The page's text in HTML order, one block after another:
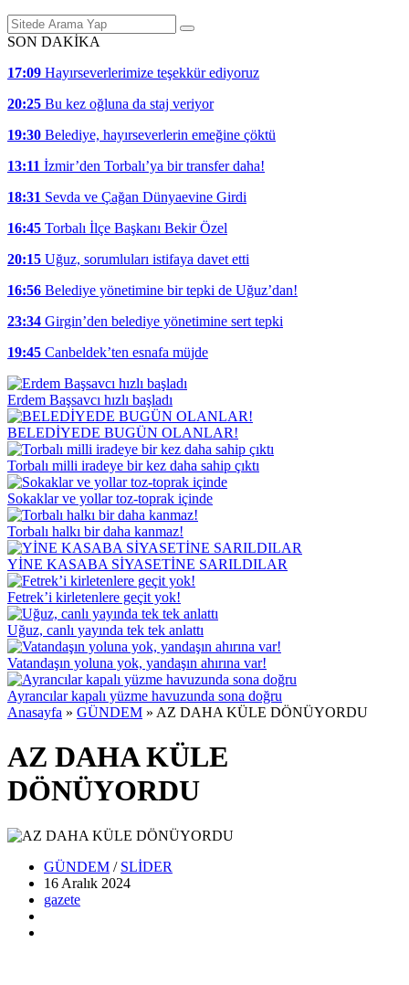
SON DAKİKA
17:09 Hayırseverlerimize teşekkür ediyoruz
20:25 Bu kez oğluna da staj veriyor
19:30 Belediye, hayırseverlerin emeğine çöktü
13:11 İzmir’den Torbalı’ya bir transfer daha!
18:31 Sevda ve Çağan Dünyaevine Girdi
16:45 Torbalı İlçe Başkanı Bekir Özel
20:15 Uğuz, sorumluları istifaya davet etti
16:56 Belediye yönetimine bir tepki de Uğuz’dan!
23:34 Girgin’den belediye yönetimine sert tepki
19:45 Canbeldek’ten esnafa müjde
Erdem Başsavcı hızlı başladı
BELEDİYEDE BUGÜN OLANLAR!
Torbalı milli iradeye bir kez daha sahip çıktı
Sokaklar ve yollar toz-toprak içinde
Torbalı halkı bir daha kanmaz!
YİNE KASABA SİYASETİNE SARILDILAR
Fetrek’i kirletenlere geçit yok!
Uğuz, canlı yayında tek tek anlattı
Vatandaşın yoluna yok, yandaşın ahırına var!
Ayrancılar kapalı yüzme havuzunda sona doğru
Anasayfa » GÜNDEM » AZ DAHA KÜLE DÖNÜYORDU
AZ DAHA KÜLE
DÖNÜYORDU
GÜNDEM / SLİDER
16 Aralık 2024
gazete